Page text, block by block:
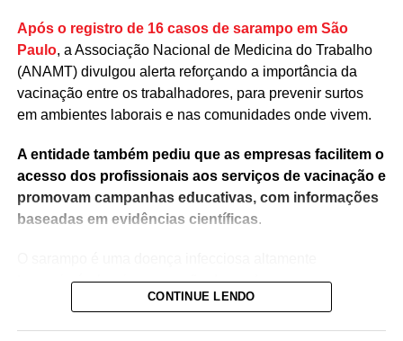
Após o registro de 16 casos de sarampo em São
Paulo, a Associação Nacional de Medicina do Trabalho
(ANAMT) divulgou alerta reforçando a importância da
vacinação entre os trabalhadores, para prevenir surtos
em ambientes laborais e nas comunidades onde vivem.
A entidade também pediu que as empresas facilitem o
acesso dos profissionais aos serviços de vacinação e
promovam campanhas educativas, com informações
baseadas em evidências científicas.
transmissível, cuja prevenção depende,
fundamentalmente, da vacinação. Embora o Brasil tenha
CONTINUE LENDO